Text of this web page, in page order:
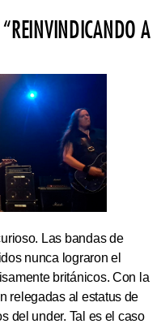
A
Las bandas de
nunca lograron el
británicos. Con la
relegadas al estatus de
del under. Tal es el caso